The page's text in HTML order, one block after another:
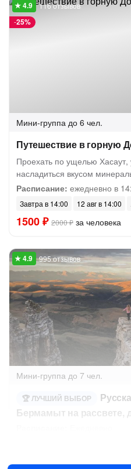
-25%
116 отзывов
Мини-группа до 6 чел.
Путешествие в горную
Проехать по ущелью Хасаут,
насладиться вкусом
Расписание: ежедневно в
Завтра в 14:00 12 авг в 14:00
1500 ₽ 2000 ₽ за человека
995 отзывов
Мини-группа до 7 чел.
ЛУЧШИЙ ВЫБОР
Бермамыт на рассвете,
3700 ₽за человека